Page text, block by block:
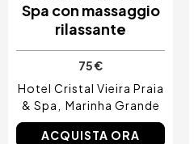
Spa con massaggio
rilassante
75 €
Hotel Cristal Vieira Praia
& Spa
Marinha Grande
ACQUISTA ORA